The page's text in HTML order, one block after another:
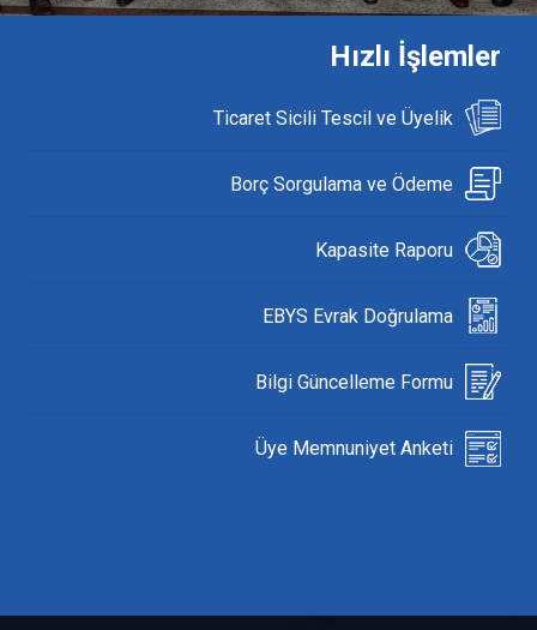
Hızlı İşlemler
Ticaret Sicili Tescil ve Üyelik
Borç Sorgulama ve Ödeme
Kapasite Raporu
EBYS Evrak Doğrulama
Bilgi Güncelleme Formu
Üye Memnuniyet Anketi